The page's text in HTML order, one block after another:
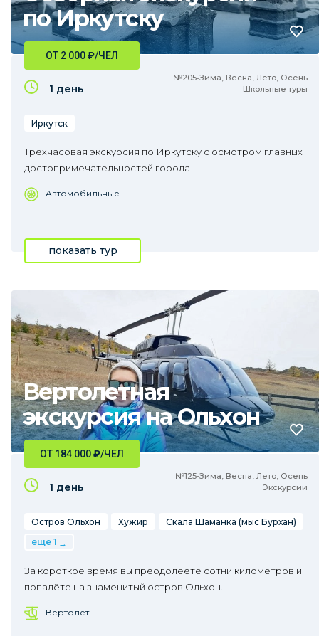
по Иркутску
№205•Зима, Весна, Лето, Осень
Школьные туры
ОТ 2 000₽/ЧЕЛ
1 день
Иркутск
Трехчасовая экскурсия по Иркутску с осмотром главных
достопримечательностей города
Автомобильные
показать тур
Вертолетная
экскурсия на Ольхон
№125•Зима, Весна, Лето, Осень
Экскурсии
ОТ 184 000₽/ЧЕЛ
1 день
Остров Ольхон Хужир
Скала Шаманка (мыс Бурхан)
еще 1
За короткое время вы преодолеете сотни километров и
попадёте на знаменитый остров Ольхон.
Вертолет